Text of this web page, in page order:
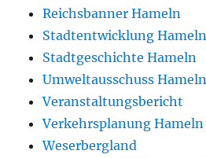
Reichsbanner Hameln
Stadtentwicklung Hameln
Stadtgeschichte Hameln
Umweltausschuss Hameln
Veranstaltungsbericht
Verkehrsplanung Hameln
Weserbergland